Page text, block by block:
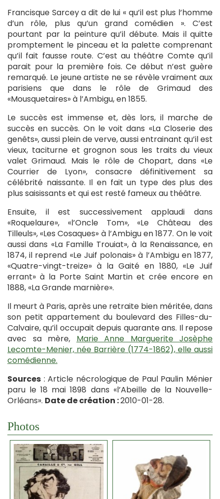
Francisque Sarcey a dit de lui « qu’il est plus l’homme
d’un rôle, plus qu’un grand comédien ». C’est
pourtant par la peinture qu’il débute. Mais il quitte
promptement le pinceau et la palette comprenant
qu’il fait fausse route. C’est au théâtre Comte qu’il
parait pour la première fois. Ce début n’est guère
remarqué. Le jeune artiste ne se révèle vraiment aux
parisiens que dans le rôle de Grimaud des
«Mousquetaires» à l’Ambigu, en 1855.
Le succès est immense et, dès lors, il marche de
succès en succès. On le voit dans «La Closerie des
genêts», aussi plein de verve, aussi entrainant qu’il est
vieux, taciturne et grognon sous les traits du vieux
valet Grimaud. Mais le rôle de Chopart, dans «Le
Courrier de Lyon», consacre définitivement sa
célébrité naissante. Il en fait un type des plus des
plus saisissants et qui est resté fameux au théâtre.
Ensuite, il est successivement applaudi dans
«Roquelaure», «l’Oncle Tom», «Le Château des
Tilleuls», «Les Cosaques» à l’Ambigu en 1877. On le voit
aussi dans «La Famille Trouiat», à la Renaissance, en
1874, il reprend «Le Juif polonais» à l’Ambigu en 1877,
«Quatre-vingt-treize» à la Gaité en 1880, «Le Juif
errant» à la Porte Saint Martin et crée encore en
1888, «La Grande marnière».
Il meurt à Paris, après une retraite bien méritée, dans
son petit appartement du boulevard des Filles-du-
Calvaire, qu’il occupait depuis quarante ans. Il repose
avec sa mère, Marie Anne Marguerite Josèphe
Lecomte-Menier, née Barrière (1774-1862), elle aussi
comédienne.
Sources : Article nécrologique de Paul Paulin Ménier
paru le 18 mai 1898 dans «l’Abeille de la Nouvelle-
Orléans». Date de création :2010-01-28.
Photos